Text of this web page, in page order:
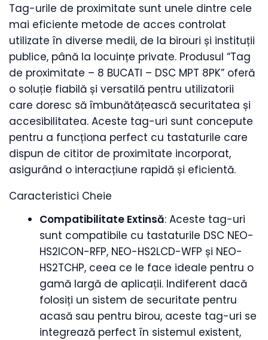
Tag-urile de proximitate sunt unele dintre cele
mai eficiente metode de acces controlat
utilizate în diverse medii, de la birouri și instituții
publice, până la locuințe private. Produsul “Tag
de proximitate – 8 BUCATI – DSC MPT 8PK” oferă
o soluție fiabilă și versatilă pentru utilizatorii
care doresc să îmbunătățească securitatea și
accesibilitatea. Aceste tag-uri sunt concepute
pentru a funcționa perfect cu tastaturile care
dispun de cititor de proximitate incorporat,
asigurând o interacțiune rapidă și eficientă.
Caracteristici Cheie
Compatibilitate Extinsă: Aceste tag-uri
sunt compatibile cu tastaturile DSC NEO-
HS2ICON-RFP, NEO-HS2LCD-WFP și NEO-
HS2TCHP, ceea ce le face ideale pentru o
gamă largă de aplicații. Indiferent dacă
folosiți un sistem de securitate pentru
acasă sau pentru birou, aceste tag-uri se
integrează perfect în sistemul existent,